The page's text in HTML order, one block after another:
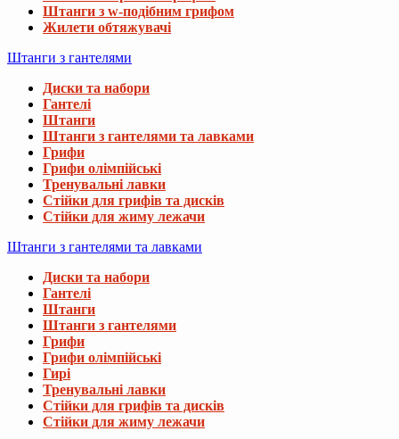
Штанги з w-подібним грифом
Жилети обтяжувачі
Штанги з гантелями
Диски та набори
Гантелі
Штанги
Штанги з гантелями та лавками
Грифи
Грифи олімпійські
Тренувальні лавки
Стійки для грифів та дисків
Стійки для жиму лежачи
Штанги з гантелями та лавками
Диски та набори
Гантелі
Штанги
Штанги з гантелями
Грифи
Грифи олімпійські
Гирі
Тренувальні лавки
Стійки для грифів та дисків
Стійки для жиму лежачи